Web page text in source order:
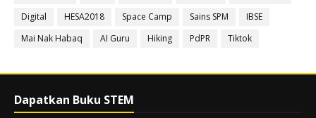
Digital
HESA2018 Space Camp Sains SPM
IBSE
Mai Nak Habaq
AI Guru Hiking PdPR Tiktok
Dapatkan Buku STEM